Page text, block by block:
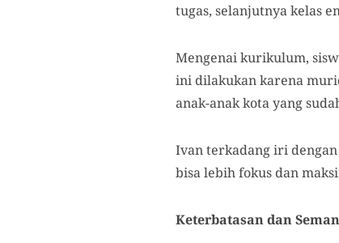
tugas, selanjutnya kelas
Mengenai kurikulum,
ini dilakukan karena
anak-anak kota yang
Ivan terkadang iri
bisa lebih fokus dan
Keterbatasan dan